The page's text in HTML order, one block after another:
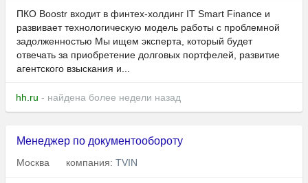
ПКО Boostr входит в финтех-холдинг IT Smart Finance и
развивает технологическую модель работы с проблемной
задолженностью Мы ищем эксперта, который будет
отвечать за приобретение долговых портфелей, развитие
агентского взыскания и...
hh.ru - найдена более недели назад
Менеджер по документообороту
Москва компания: TVIN